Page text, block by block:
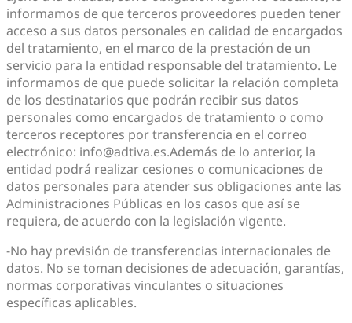
informamos de que terceros proveedores pueden tener
acceso a sus datos personales en calidad de encargados
del tratamiento, en el marco de la prestación de un
servicio para la entidad responsable del tratamiento. Le
informamos de que puede solicitar la relación completa
de los destinatarios que podrán recibir sus datos
personales como encargados de tratamiento o como
terceros receptores por transferencia en el correo
electrónico: info@adtiva.es.Además de lo anterior, la
entidad podrá realizar cesiones o comunicaciones de
datos personales para atender sus obligaciones ante las
Administraciones Públicas en los casos que así se
requiera, de acuerdo con la legislación vigente.
-No hay previsión de transferencias internacionales de
datos. No se toman decisiones de adecuación, garantías,
normas corporativas vinculantes o situaciones
específicas aplicables.